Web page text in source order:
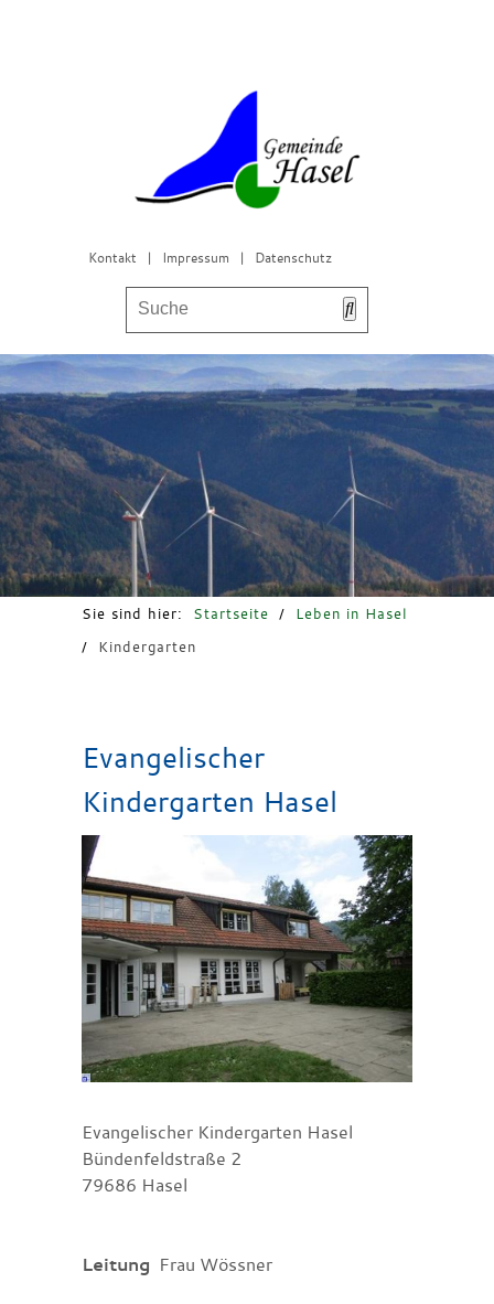
Kontakt | Impressum | Datenschutz
Bürgerservice & Gemeinderat
Leben in Hasel
Freizeit & Tourismus
Sie sind hier: Startseite /
Leben in Hasel
/
Kindergarten
Evangelischer
Kindergarten Hasel
Evangelischer Kindergarten Hasel
Bündenfeldstraße 2
79686 Hasel
Leitung Frau Wössner